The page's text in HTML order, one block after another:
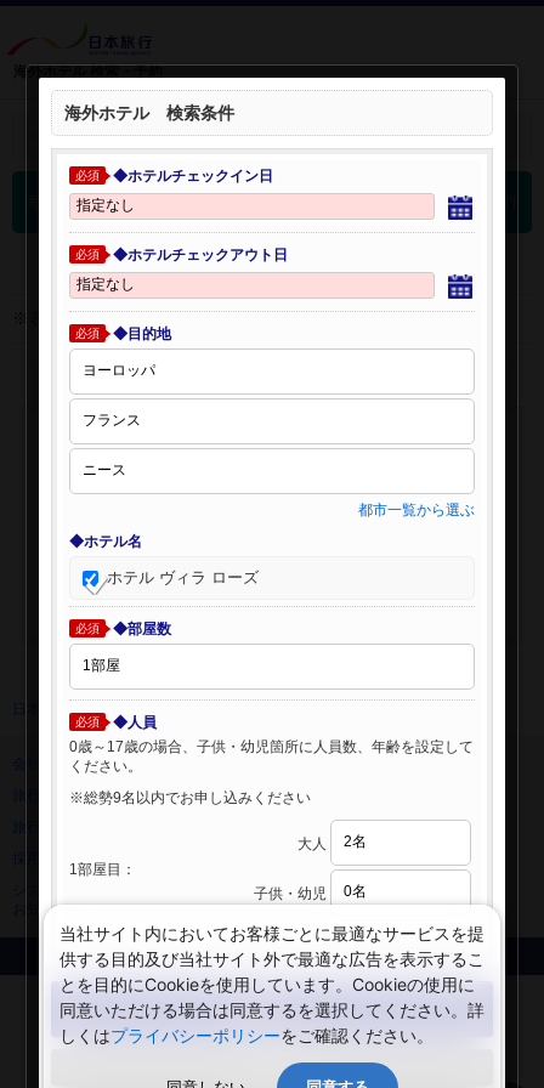
海外ホテル 検索・予約
検索条件を開く：
海外ホテル 検索結果
※表示金額はオンライン予約時の金額です。
日本旅行 トップ
旅行業登録票・約款
規約集
ニュースリリース
サイトマップ
お知らせ
Copyright © NIPPON TRAVEL AGENCY Co.,LTD. All rights reserved.
海外ホテル 検索条件
必須 ◆ホテルチェックイン日
必須 ◆ホテルチェックアウト日
必須 ◆目的地
都市一覧から選ぶ
◆ホテル名
ホテル ヴィラ ローズ
必須 ◆部屋数
必須
◆人員
0歳～17歳の場合、子供・幼児箇所に人員数、年齢を設定して
ください。
※総勢9名以内でお申し込みください
1部屋目：
大人
子供・幼児
検索する
閉じる
当社サイト内においてお客様ごとに最適なサービスを提
供する目的及び当社サイト外で最適な広告を表示するこ
とを目的にCookieを使用しています。Cookieの使用に
同意いただける場合は同意するを選択してください。詳
しくはプライバシーポリシーをご確認ください。